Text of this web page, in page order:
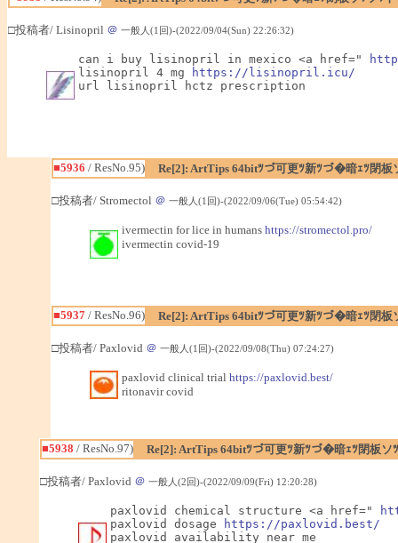
□投稿者/ Lisinopril ＠ 一般人(1回)-(2022/09/04(Sun) 22:26:32)
can i buy lisinopril in mexico <a href="
lisinopril 4 mg
https://lisinopril.icu/
url lisinopril hctz prescription
■5936 / ResNo.95) Re[2]: ArtTips 64bitﾂづ可更ﾂ新ﾂづ�暗ｪﾂ閉
□投稿者/ Stromectol ＠ 一般人(1回)-(2022/09/06(Tue) 05:54:42)
ivermectin for lice in humans https://stromectol.pro/
ivermectin covid-19
■5937/ ResNo.96) Re[2]: ArtTips 64bitﾂづ可更ﾂ新ﾂづ�暗ｪﾂ閉
□投稿者/ Paxlovid ＠ 一般人(1回)-(2022/09/08(Thu) 07:24:27)
paxlovid clinical trial https://paxlovid.best/
ritonavir covid
■5938 / ResNo.97) Re[2]: ArtTips 64bitﾂづ可更ﾂ新ﾂづ�暗ｪﾂ閉板
□投稿者/ Paxlovid ＠ 一般人(2回)-(2022/09/09(Fri) 12:20:28)
paxlovid chemical structure <a href="
paxlovid dosage
https://paxlovid.best/
paxlovid availability near me